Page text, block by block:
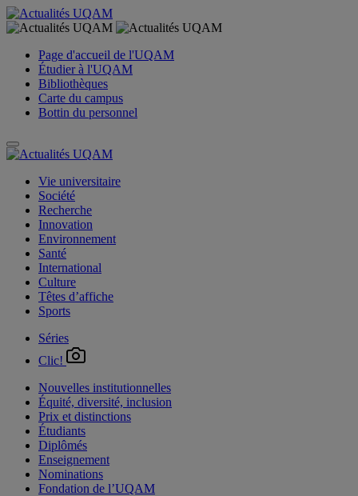
Page d'accueil de l'UQAM
Étudier à l'UQAM
Bibliothèques
Carte du campus
Bottin du personnel
Vie universitaire
Société
Recherche
Innovation
Environnement
Santé
International
Culture
Têtes d’affiche
Sports
Séries
Clic!
Nouvelles institutionnelles
Équité, diversité, inclusion
Prix et distinctions
Étudiants
Diplômés
Enseignement
Nominations
Fondation de l’UQAM